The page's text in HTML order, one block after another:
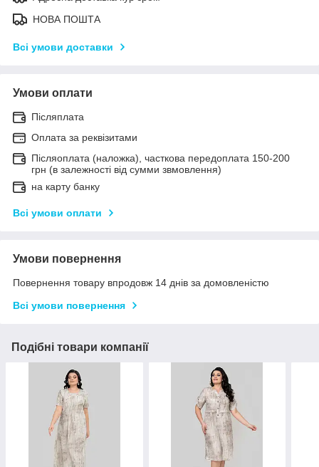
НОВА ПОШТА
Всі умови доставки
Умови оплати
Післяплата
Оплата за реквізитами
Післяоплата (наложка), часткова передоплата 150-200
грн (в залежності від сумми звмовлення)
на карту банку
Всі умови оплати
Умови повернення
Повернення товару впродовж 14 днів за домовленістю
Всі умови повернення
Подібні товари компанії